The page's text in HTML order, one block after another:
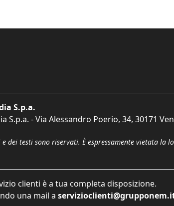
S.p.a.
- Via Alessandro Poerio, 34, 30171
dei testi sono riservati. È espressamente vietata la
clienti è a tua completa disposizione.
una mail a